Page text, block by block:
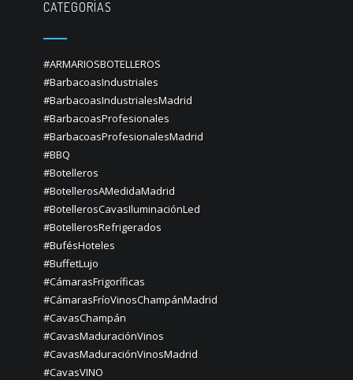
CATEGORÍAS
#ARMARIOSBOTELLEROS
#BarbacoasIndustriales
#BarbacoasIndustrialesMadrid
#BarbacoasProfesionales
#BarbacoasProfesionalesMadrid
#BBQ
#Botelleros
#BotellerosAMedidaMadrid
#BotellerosCavasIluminaciónLed
#BotellerosRefrigerados
#BufésHoteles
#BuffetLujo
#CámarasFrigoríficas
#CámarasFríoVinosChampánMadrid
#CavasChampán
#CavasMaduraciónVinos
#CavasMaduraciónVinosMadrid
#CavasVINO